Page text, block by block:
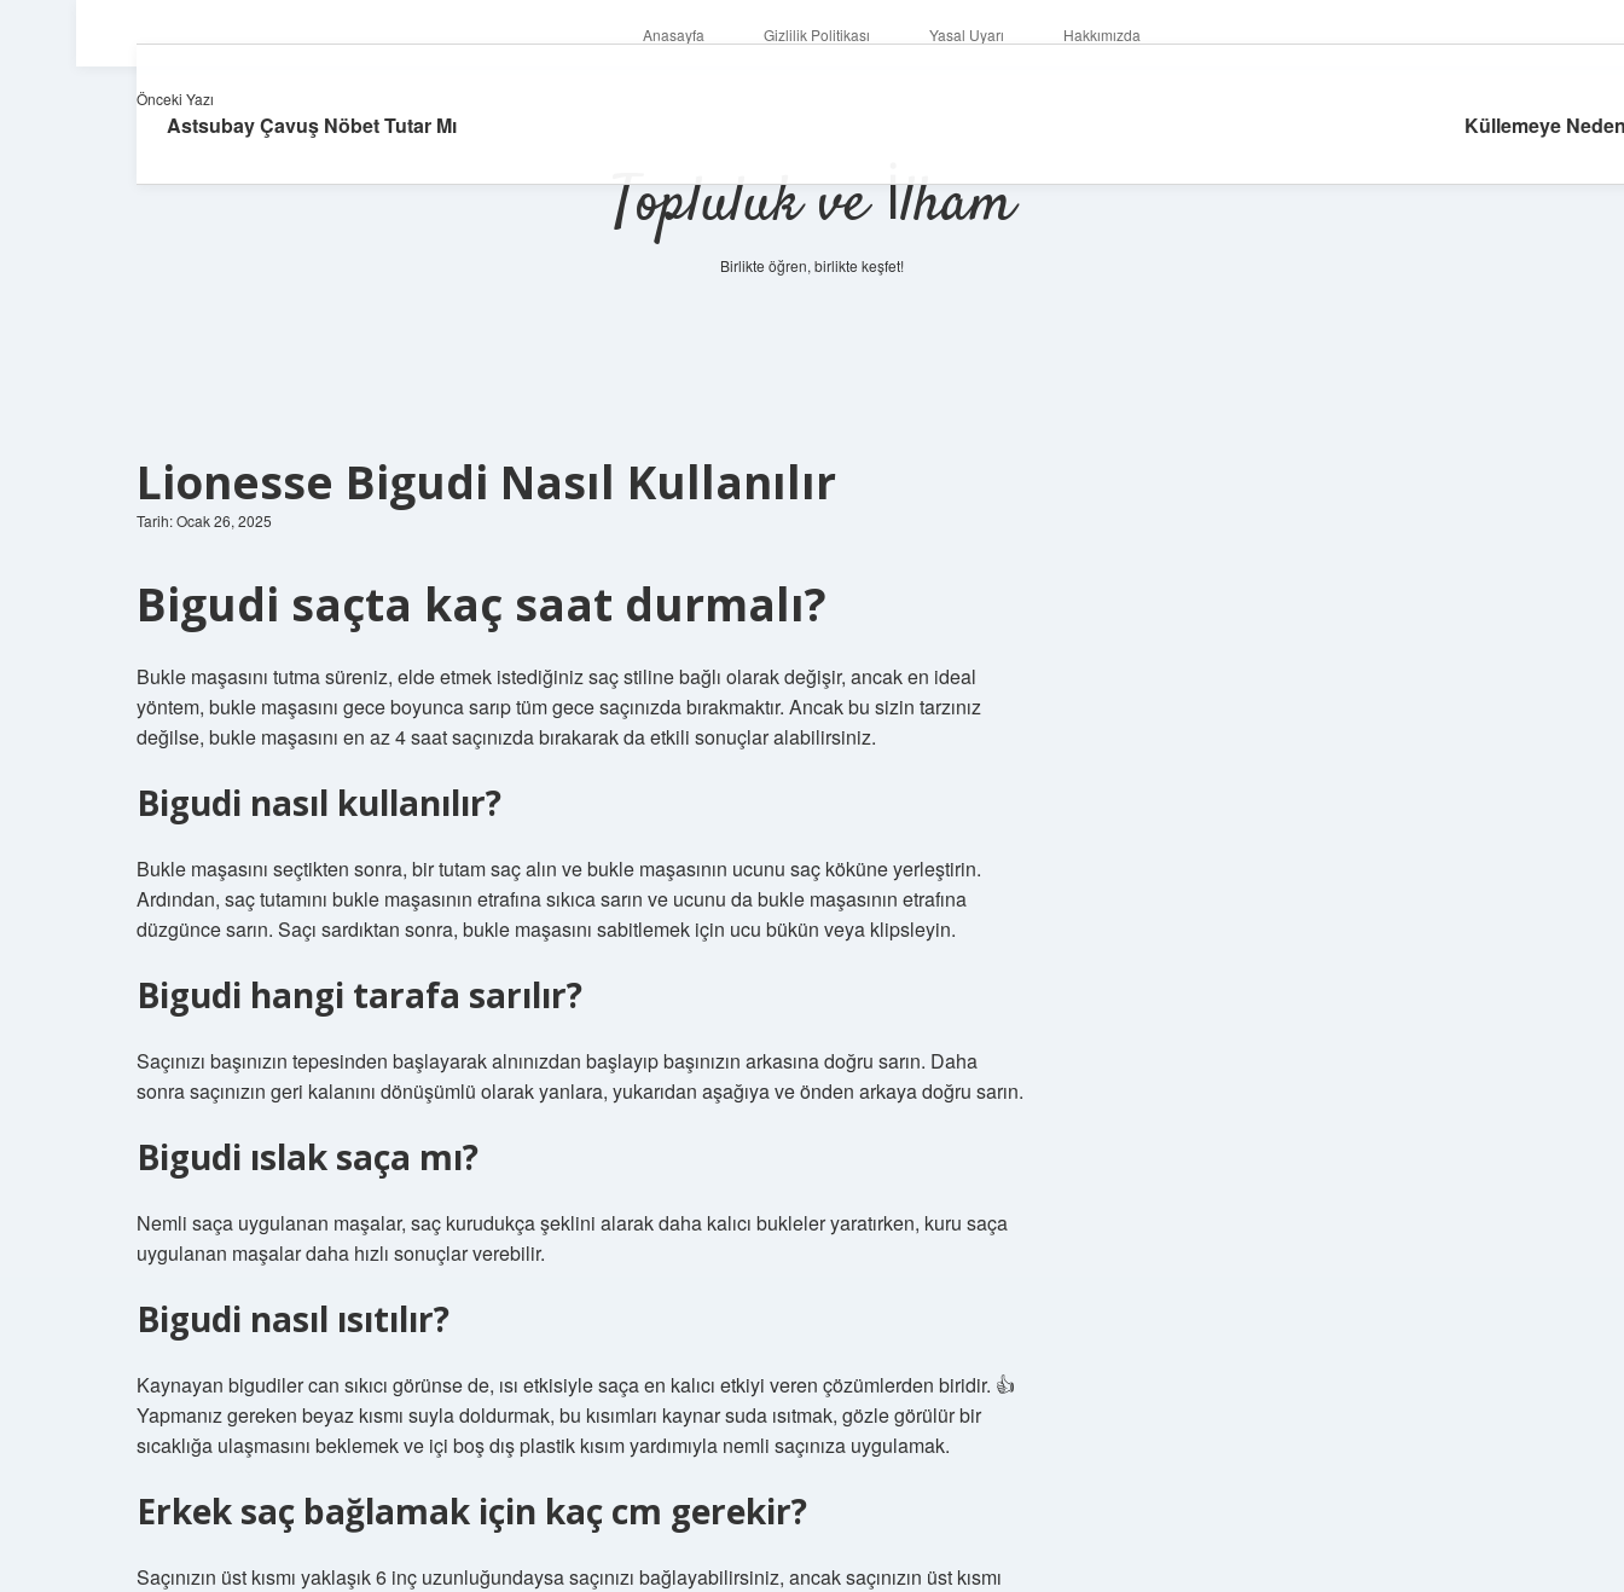
Anasayfa Gizlilik Politikası Yasal Uyarı Hakkımızda
Topluluk ve İlham
Birlikte öğren, birlikte keşfet!
Lionesse Bigudi Nasıl Kullanılır
Tarih: Ocak 26, 2025
Bigudi saçta kaç saat durmalı?
Bukle maşasını tutma süreniz, elde etmek istediğiniz saç stiline bağlı olarak değişir, ancak en ideal
yöntem, bukle maşasını gece boyunca sarıp tüm gece saçınızda bırakmaktır. Ancak bu sizin tarzınız
değilse, bukle maşasını en az 4 saat saçınızda bırakarak da etkili sonuçlar alabilirsiniz.
Bigudi nasıl kullanılır?
Bukle maşasını seçtikten sonra, bir tutam saç alın ve bukle maşasının ucunu saç köküne yerleştirin.
Ardından, saç tutamını bukle maşasının etrafına sıkıca sarın ve ucunu da bukle maşasının etrafına
düzgünce sarın. Saçı sardıktan sonra, bukle maşasını sabitlemek için ucu bükün veya klipsleyin.
Bigudi hangi tarafa sarılır?
Saçınızı başınızın tepesinden başlayarak alnınızdan başlayıp başınızın arkasına doğru sarın. Daha
sonra saçınızın geri kalanını dönüşümlü olarak yanlara, yukarıdan aşağıya ve önden arkaya doğru sarın.
Bigudi ıslak saça mı?
Nemli saça uygulanan maşalar, saç kurudukça şeklini alarak daha kalıcı bukleler yaratırken, kuru saça
uygulanan maşalar daha hızlı sonuçlar verebilir.
Bigudi nasıl ısıtılır?
Kaynayan bigudiler can sıkıcı görünse de, ısı etkisiyle saça en kalıcı etkiyi veren çözümlerden biridir. 👍
Yapmanız gereken beyaz kısmı suyla doldurmak, bu kısımları kaynar suda ısıtmak, gözle görülür bir
sıcaklığa ulaşmasını beklemek ve içi boş dış plastik kısım yardımıyla nemli saçınıza uygulamak.
Erkek saç bağlamak için kaç cm gerekir?
Saçınızın üst kısmı yaklaşık 6 inç uzunluğundaysa saçınızı bağlayabilirsiniz, ancak saçınızın üst kısmı
Önceki Yazı
Astsubay Çavuş Nöbet Tutar Mı Küllemeye